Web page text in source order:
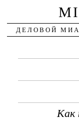
ДЕЛОВОЙ
Как